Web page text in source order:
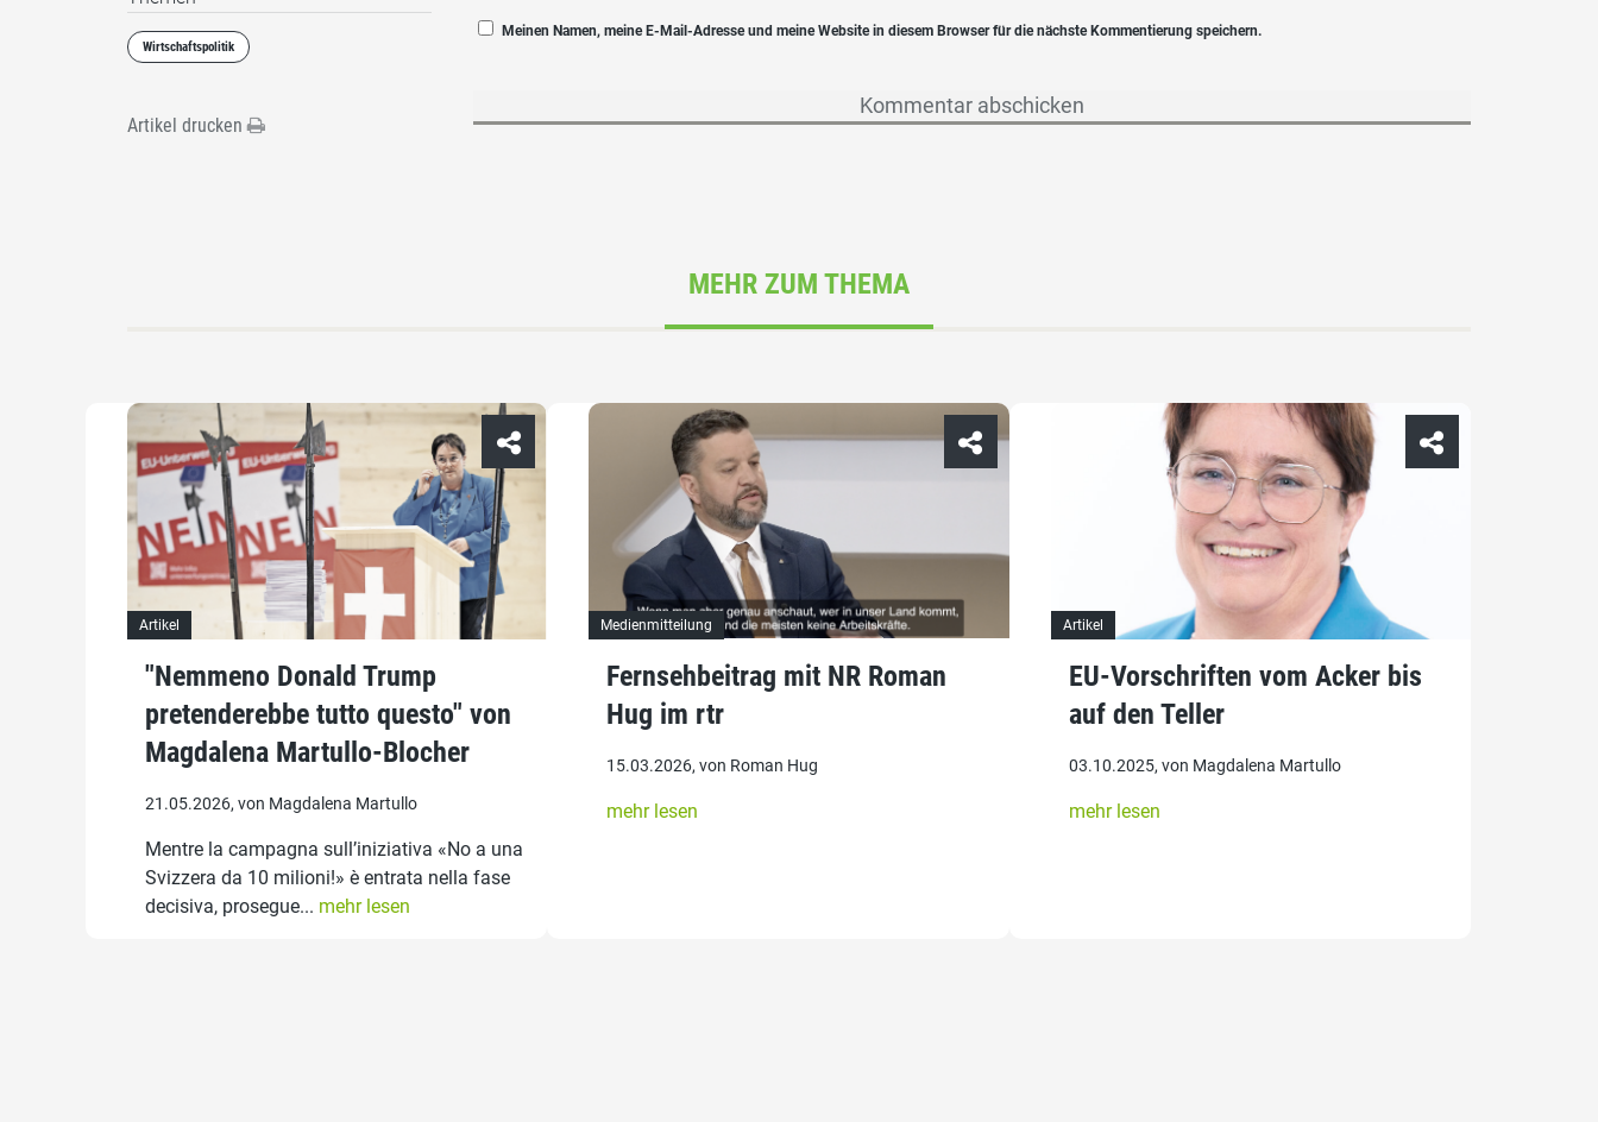
Meinen Namen, meine E-Mail-Adresse und meine Website in diesem Browser für die nächste Kommentierung speichern.
Wirtschaftspolitik
Artikel drucken
MEHR ZUM THEMA
Artikel
"Nemmeno Donald Trump
pretenderebbe tutto questo" von
Magdalena Martullo-Blocher
21.05.2026, von Magdalena Martullo
Mentre la campagna sull’iniziativa «No a una
Svizzera da 10 milioni!» è entrata nella fase
decisiva, prosegue... mehr lesen
Medienmitteilung
Fernsehbeitrag mit NR Roman
Hug im rtr
15.03.2026, von Roman Hug
mehr lesen
Artikel
EU-Vorschriften vom Acker bis
auf den Teller
03.10.2025, von Magdalena Martullo
mehr lesen